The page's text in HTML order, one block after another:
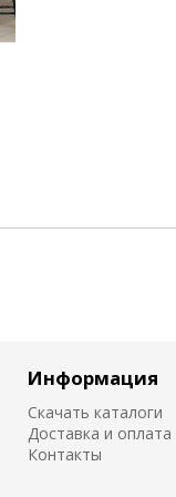
Информация
Скачать каталоги
Доставка и оплата
Контакты